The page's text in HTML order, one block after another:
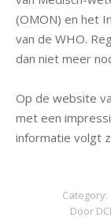
(OMON) en het
van de WHO.
dan niet meer
Op de website
met een
informatie volgt
Category:
Door